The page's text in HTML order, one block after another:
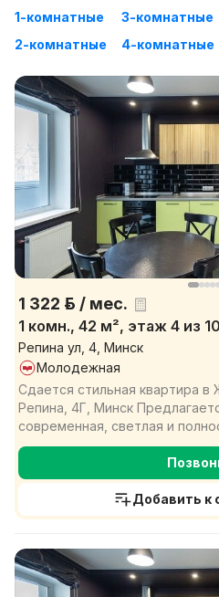
1-комнатные
2-комнатные
3-комнатные
4-комнатные
1 322 р. / мес.
1 комн., 42 м², этаж 4 из 10
Репина ул, 4, Минск
Молодежная
Сдается стильная квартира в
Репина, 4Г, Минск
современная, светлая и
проживанию квартира ...
Добавить к